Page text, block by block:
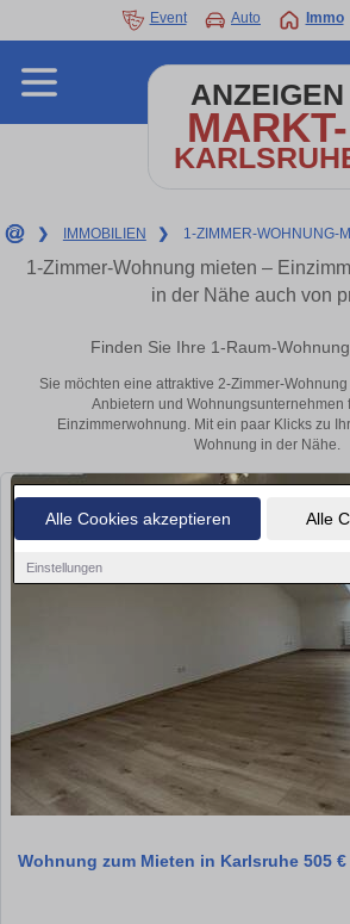
Alle Cookies akzeptieren Alle
Einstellungen
Event Auto Immo
ANZEIGEN
MARKT-
❯ IMMOBILIEN ❯ 1-ZIMMER-WOHNUNG-
1-Zimmer-Wohnung mieten –
in der Nähe auch von
Finden Sie Ihre 1-Raum-
Sie möchten eine attraktive 2-Zimmer-
Anbietern und Wohnungsunternehmen
Einzimmerwohnung. Mit ein paar Klicks zu
Wohnung in der Nähe.
Wohnung zum Mieten in Karlsruhe 505 €